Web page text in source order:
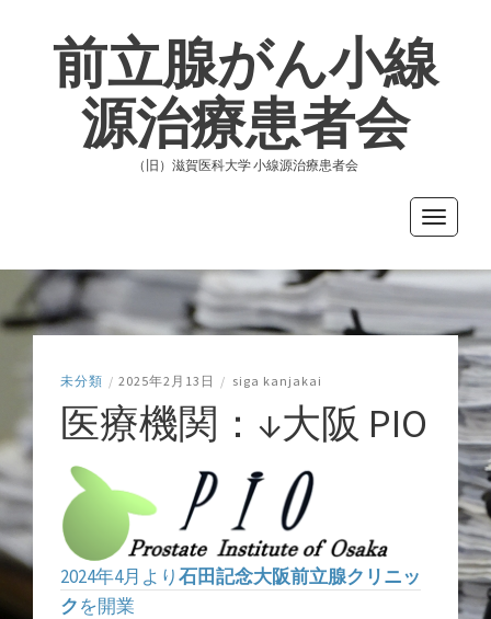
前立腺がん小線
源治療患者会
（旧）滋賀医科大学 小線源治療患者会
Toggle
未分類 / 2025年2月13日 / siga kanjakai
医療機関：↓大阪 PIO
2024年4月より石田記念大阪前立腺クリニッ
クを開業